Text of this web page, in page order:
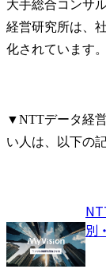
大手総合コンサ
経営研究所は、
化されています。
▼NTTデータ経
い人は、以下の
別